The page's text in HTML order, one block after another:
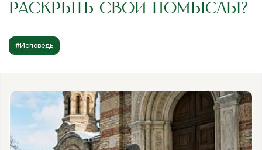
РАСКРЫТЬ СВОИ ПОМЫСЛЫ?
#Исповедь